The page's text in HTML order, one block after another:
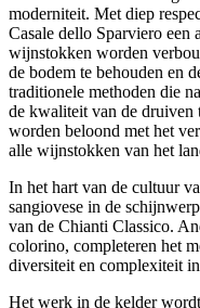
moderniteit. Met diep
Casale dello Sparviero
wijnstokken worden
de bodem te behouden en
traditionele methoden die
de kwaliteit van de druiven
worden beloond met het
alle wijnstokken van het
In het hart van de cultuur
sangiovese in de
van de Chianti Classico.
colorino, completeren het
diversiteit en complexiteit
Het werk in de kelder